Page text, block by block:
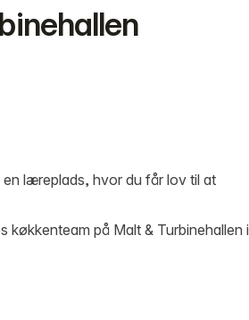
læreplads, hvor du får lov til at
køkkenteam på Malt & Turbinehallen i